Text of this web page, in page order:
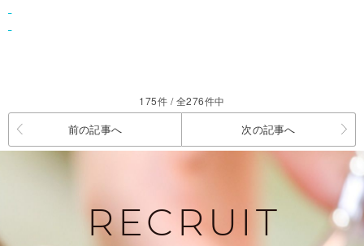
175件 / 全276件中
前の記事へ 次の記事へ
RECRUIT